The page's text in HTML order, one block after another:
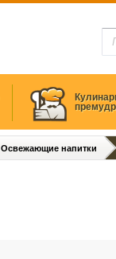
Освежающие напитки